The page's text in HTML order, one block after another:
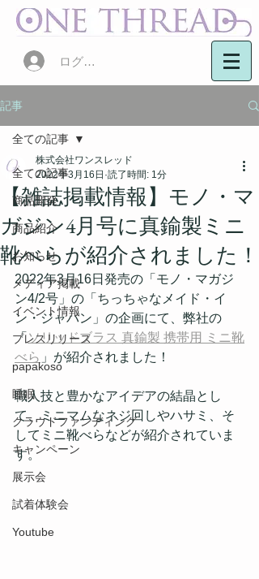
ログイン
記事
全ての記事
商品開発
商品紹介
お知らせ
メディア掲載
イベント情報
プレスリリース
papakoso
睡眠
クラウドファンディング
キャンペーン
展示会
試着体験会
Youtube
全ての記事
【雑誌掲載情報】モノ・マ
ガジン4月号に真鍮製ミニ
靴べらが紹介されました！
株式会社ワンスレッド
2022年3月16日 読了時間: 1分
2022年3月16日発売の「モノ・マガジ
ン4/2号」の「ちっちゃなメイド・イ
ン・ジャパン」の企画にて、弊社の
「ソリッドブラス 真鍮製 携帯用 ミニ靴
べら 」が紹介されました！
職人技と豊かなアイデアの結晶とし
て、ミニマムなネジ回しやハサミ、そ
してミニ靴べらなどが紹介されていま
す。